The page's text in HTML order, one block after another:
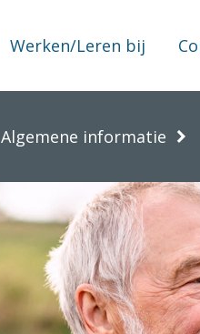
Werken/Leren bij
Algemene informatie